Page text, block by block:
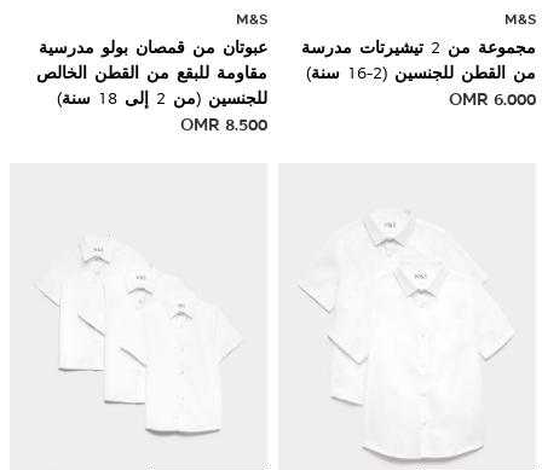
M&S
مجموعة من 2 تيشيرتات مدرسة
من القطن للجنسين (2-16 سنة)
OMR 6.000
M&S
عبوتان من قمصان بولو مدرسية
مقاومة للبقع من القطن الخالص
للجنسين (من 2 إلى 18 سنة)
OMR8.500